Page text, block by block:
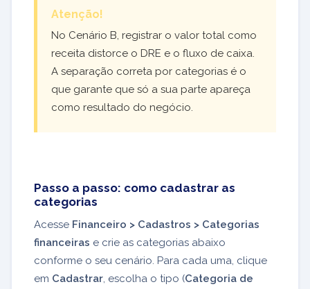
Atenção!
No Cenário B, registrar o valor total como
receita distorce o DRE e o fluxo de caixa.
A separação correta por categorias é o
que garante que só a sua parte apareça
como resultado do negócio.
Passo a passo: como cadastrar as
categorias
Acesse Financeiro > Cadastros > Categorias
financeiras e crie as categorias abaixo
conforme o seu cenário. Para cada uma, clique
em Cadastrar, escolha o tipo (Categoria de